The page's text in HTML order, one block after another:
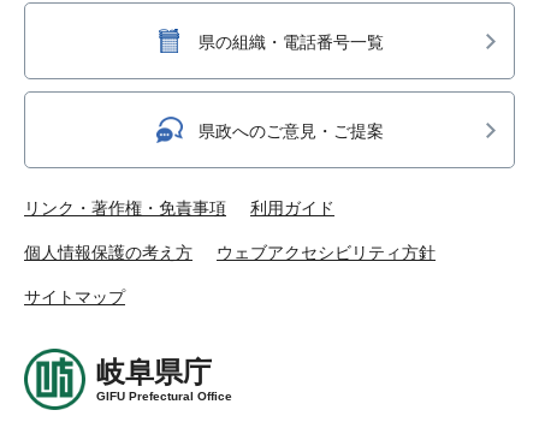
県の組織・電話番号一覧
県政へのご意見・ご提案
リンク・著作権・免責事項 利用ガイド
個人情報保護の考え方 ウェブアクセシビリティ方針
サイトマップ
岐阜県庁
GIFU Prefectural Office